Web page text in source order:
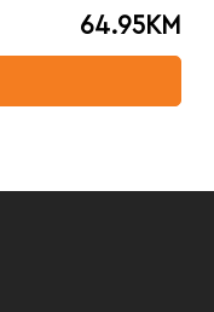
64.95KM